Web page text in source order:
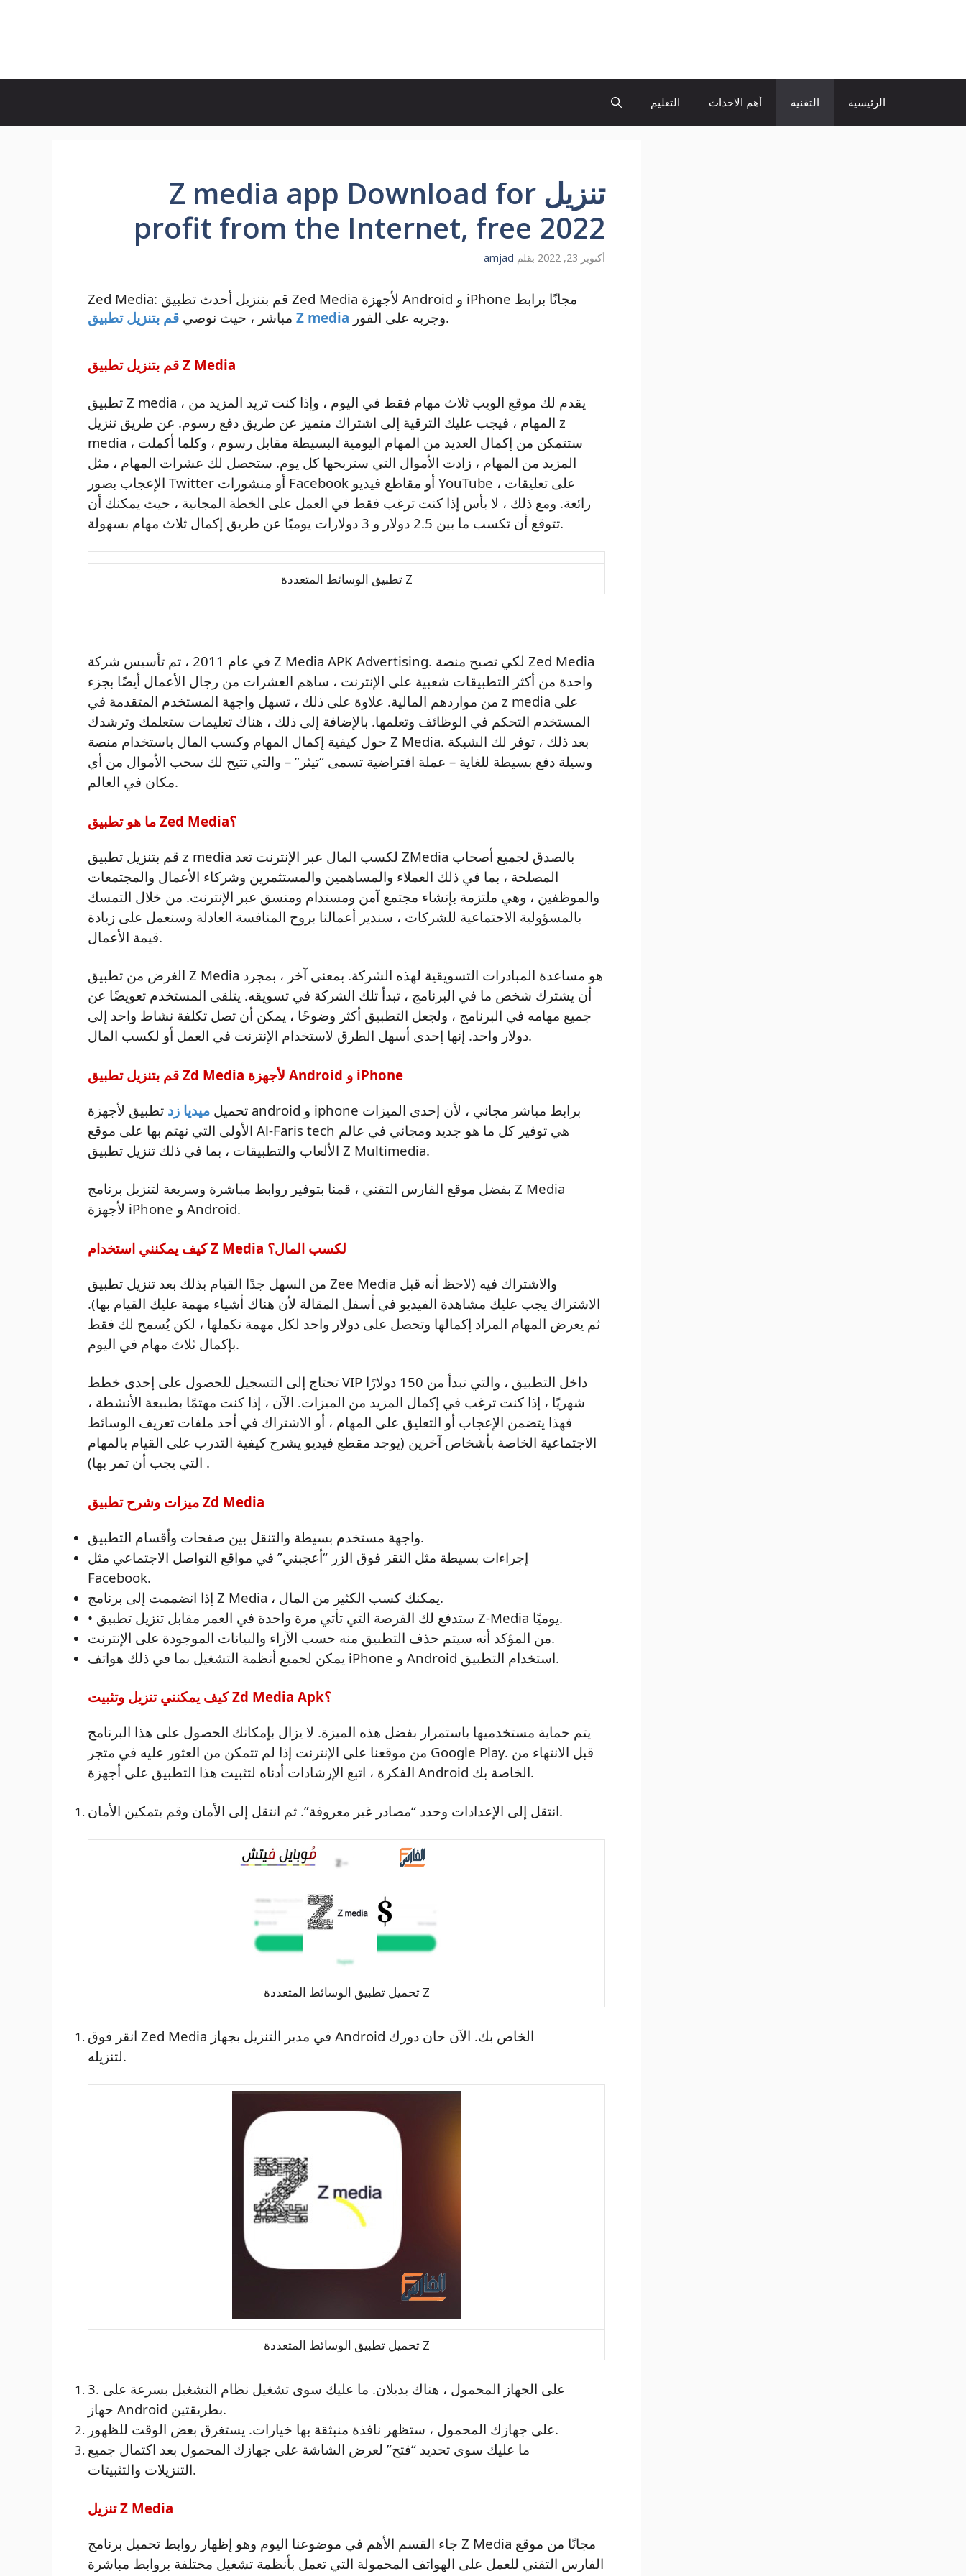
الرئيسية التقنية أهم الاحداث التعليم
تنزيل Z media app Download for
profit from the Internet, free 2022
أكتوبر 23, 2022 بقلم amjad
Zed Media: قم بتنزيل أحدث تطبيق Zed Media لأجهزة Android و iPhone مجانًا برابط
مباشر ، حيث نوصي قم بتنزيل تطبيق Z media وجربه على الفور.
قم بتنزيل تطبيق Z Media
تطبيق Z media ، يقدم لك موقع الويب ثلاث مهام فقط في اليوم ، وإذا كنت تريد المزيد من
المهام ، فيجب عليك الترقية إلى اشتراك متميز عن طريق دفع رسوم. عن طريق تنزيل z
media ، ستتمكن من إكمال العديد من المهام اليومية البسيطة مقابل رسوم ، وكلما أكملت
المزيد من المهام ، زادت الأموال التي ستربحها كل يوم. ستحصل لك عشرات المهام ، مثل
الإعجاب بصور Twitter أو منشورات Facebook أو مقاطع فيديو YouTube ، على تعليقات
رائعة. ومع ذلك ، لا بأس إذا كنت ترغب فقط في العمل على الخطة المجانية ، حيث يمكنك أن
تتوقع أن تكسب ما بين 2.5 دولار و 3 دولارات يوميًا عن طريق إكمال ثلاث مهام بسهولة.
تطبيق الوسائط المتعددة Z
في عام 2011 ، تم تأسيس شركة Z Media APK Advertising. لكي تصبح منصة Zed Media
واحدة من أكثر التطبيقات شعبية على الإنترنت ، ساهم العشرات من رجال الأعمال أيضًا بجزء
من مواردهم المالية. علاوة على ذلك ، تسهل واجهة المستخدم المتقدمة في z media على
المستخدم التحكم في الوظائف وتعلمها. بالإضافة إلى ذلك ، هناك تعليمات ستعلمك وترشدك
حول كيفية إكمال المهام وكسب المال باستخدام منصة Z Media. بعد ذلك ، توفر لك الشبكة
وسيلة دفع بسيطة للغاية – عملة افتراضية تسمى “تيثر” – والتي تتيح لك سحب الأموال من أي
مكان في العالم.
ما هو تطبيق Zed Media؟
قم بتنزيل تطبيق z media لكسب المال عبر الإنترنت تعد ZMedia بالصدق لجميع أصحاب
المصلحة ، بما في ذلك العملاء والمساهمين والمستثمرين وشركاء الأعمال والمجتمعات
والموظفين ، وهي ملتزمة بإنشاء مجتمع آمن ومستدام ومنسق عبر الإنترنت. من خلال التمسك
بالمسؤولية الاجتماعية للشركات ، سندير أعمالنا بروح المنافسة العادلة وسنعمل على زيادة
قيمة الأعمال.
الغرض من تطبيق Z Media هو مساعدة المبادرات التسويقية لهذه الشركة. بمعنى آخر ، بمجرد
أن يشترك شخص ما في البرنامج ، تبدأ تلك الشركة في تسويقه. يتلقى المستخدم تعويضًا عن
جميع مهامه في البرنامج ، ولجعل التطبيق أكثر وضوحًا ، يمكن أن تصل تكلفة نشاط واحد إلى
دولار واحد. إنها إحدى أسهل الطرق لاستخدام الإنترنت في العمل أو لكسب المال.
قم بتنزيل تطبيق Zd Media لأجهزة Android و iPhone
تحميل ميديا ​​زد تطبيق لأجهزة android و iphone برابط مباشر مجاني ، لأن إحدى الميزات
الأولى التي نهتم بها على موقع Al-Faris tech هي توفير كل ما هو جديد ومجاني في عالم
الألعاب والتطبيقات ، بما في ذلك تنزيل تطبيق Z Multimedia.
بفضل موقع الفارس التقني ، قمنا بتوفير روابط مباشرة وسريعة لتنزيل برنامج Z Media
لأجهزة iPhone و Android.
كيف يمكنني استخدام Z Media لكسب المال؟
من السهل جدًا القيام بذلك بعد تنزيل تطبيق Zee Media والاشتراك فيه (لاحظ أنه قبل
الاشتراك يجب عليك مشاهدة الفيديو في أسفل المقالة لأن هناك أشياء مهمة عليك القيام بها).
ثم يعرض المهام المراد إكمالها وتحصل على دولار واحد لكل مهمة تكملها ، لكن يُسمح لك فقط
بإكمال ثلاث مهام في اليوم.
تحتاج إلى التسجيل للحصول على إحدى خطط VIP داخل التطبيق ، والتي تبدأ من 150 دولارًا
شهريًا ، إذا كنت ترغب في إكمال المزيد من الميزات. الآن ، إذا كنت مهتمًا بطبيعة الأنشطة ،
فهذا يتضمن الإعجاب أو التعليق على المهام ، أو الاشتراك في أحد ملفات تعريف الوسائط
الاجتماعية الخاصة بأشخاص آخرين (يوجد مقطع فيديو يشرح كيفية التدرب على القيام بالمهام
التي يجب أن تمر بها) .
ميزات وشرح تطبيق Zd Media
واجهة مستخدم بسيطة والتنقل بين صفحات وأقسام التطبيق.
إجراءات بسيطة مثل النقر فوق الزر “أعجبني” في مواقع التواصل الاجتماعي مثل
Facebook.
إذا انضممت إلى برنامج Z Media ، يمكنك كسب الكثير من المال.
• ستدفع لك الفرصة التي تأتي مرة واحدة في العمر مقابل تنزيل تطبيق Z-Media يوميًا.
من المؤكد أنه سيتم حذف التطبيق منه حسب الآراء والبيانات الموجودة على الإنترنت.
يمكن لجميع أنظمة التشغيل بما في ذلك هواتف iPhone و Android استخدام التطبيق.
كيف يمكنني تنزيل وتثبيت Zd Media Apk؟
يتم حماية مستخدميها باستمرار بفضل هذه الميزة. لا يزال بإمكانك الحصول على هذا البرنامج
من موقعنا على الإنترنت إذا لم تتمكن من العثور عليه في متجر Google Play. قبل الانتهاء من
الفكرة ، اتبع الإرشادات أدناه لتثبيت هذا التطبيق على أجهزة Android الخاصة بك.
انتقل إلى الإعدادات وحدد “مصادر غير معروفة”. ثم انتقل إلى الأمان وقم بتمكين الأمان.
تحميل تطبيق الوسائط المتعددة Z
انقر فوق Zed Media في مدير التنزيل بجهاز Android الخاص بك. الآن حان دورك
لتنزيله.
تحميل تطبيق الوسائط المتعددة Z
3. على الجهاز المحمول ، هناك بديلان. ما عليك سوى تشغيل نظام التشغيل بسرعة على
جهاز Android بطريقتين.
على جهازك المحمول ، ستظهر نافذة منبثقة بها خيارات. يستغرق بعض الوقت للظهور.
ما عليك سوى تحديد “فتح” لعرض الشاشة على جهازك المحمول بعد اكتمال جميع
التنزيلات والتثبيتات.
تنزيل Z Media
جاء القسم الأهم في موضوعنا اليوم وهو إظهار روابط تحميل برنامج Z Media مجانًا من موقع
الفارس التقني للعمل على الهواتف المحمولة التي تعمل بأنظمة تشغيل مختلفة بروابط مباشرة